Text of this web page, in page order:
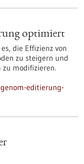
optimiert
die Effizienz von
zu steigern und
zu modifizieren.
editierung-